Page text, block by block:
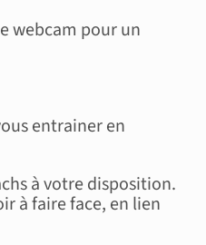
webcam pour un
entrainer en
à votre disposition.
à faire face, en lien